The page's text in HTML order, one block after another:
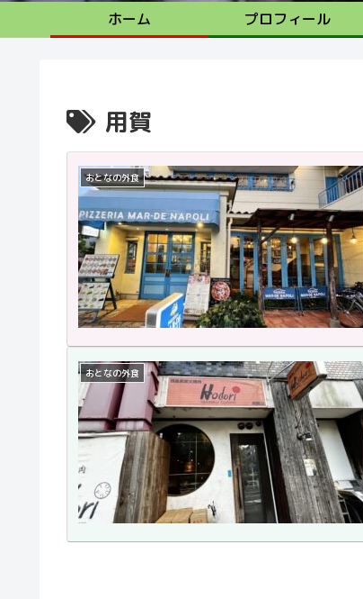
ホーム プロフィール
用賀
おとなの外食
おとなの外食